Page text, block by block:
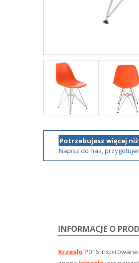
Potrzebujesz więcej
Napisz do nas,
INFORMACJE O
Krzesło P016